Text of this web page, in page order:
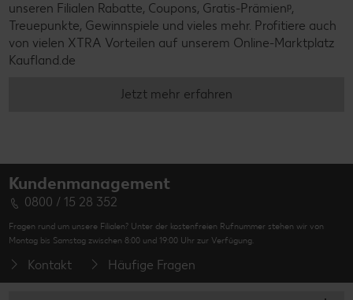
unseren Filialen Rabatte, Coupons, Gratis-Prämienᵖ,
Treuepunkte, Gewinnspiele und vieles mehr. Profitiere auch
von vielen XTRA Vorteilen auf unserem Online-Marktplatz
Kaufland.de
Jetzt mehr erfahren
Kundenmanagement
0800 / 15 28 352
Fragen rund um unsere Filialen? Unter der kostenfreien Rufnummer stehen wir von
Montag bis Samstag zwischen 8:00 und 19:00 Uhr zur Verfügung.
Kontakt Häufige Fragen